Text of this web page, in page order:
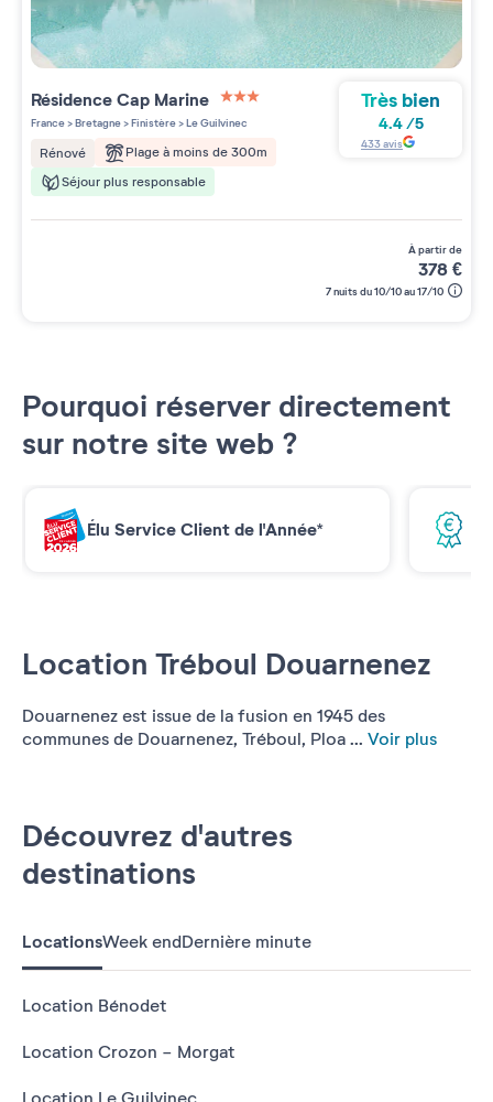
Location Tréboul Douarnenez
Douarnenez est issue de la fusion en 1945 des
communes de Douarnenez, Tréboul, Ploa ... Voir plus
RésidenceCap Marine
3 étoiles sur 5
France>Bretagne>Finistère>Le Guilvinec
Rénové
Plage à moins de 300m
Séjour plus responsable
Très bien
4.4 /5
433avis
à partir de
378€
7 nuits du 10/10 au 17/10
Pourquoi réserver directement
sur notre site web ?
Élu Service Client de l'Année*
Découvrez d'autres
destinations
LocationsWeek endDernière minute
Location Bénodet
Location Crozon - Morgat